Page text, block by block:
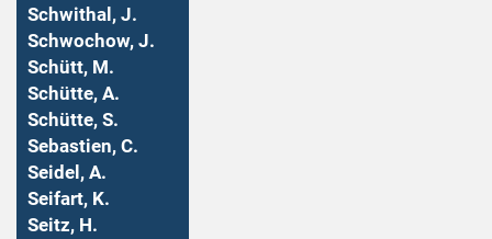
Schwithal, J.
Schwochow, J.
Schütt, M.
Schütte, A.
Schütte, S.
Sebastien, C.
Seidel, A.
Seifart, K.
Seitz, H.